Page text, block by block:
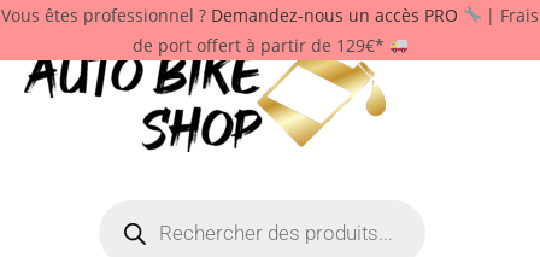
Vous êtes professionnel ? Demandez-nous un accès PRO
| Frais
de port offert à partir de 129€*